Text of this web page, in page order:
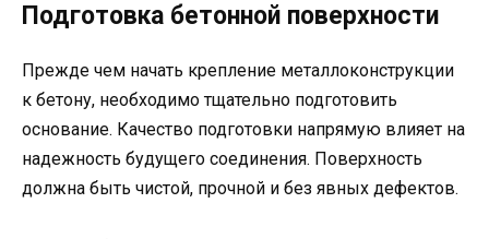
Подготовка бетонной поверхности
Прежде чем начать крепление металлоконструкции
к бетону, необходимо тщательно подготовить
основание. Качество подготовки напрямую влияет на
надежность будущего соединения. Поверхность
должна быть чистой, прочной и без явных дефектов.